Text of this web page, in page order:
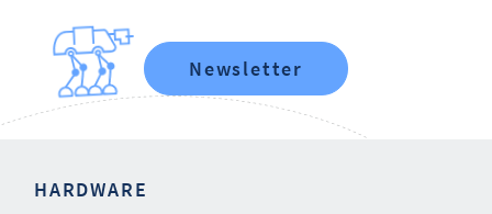
Newsletter
HARDWARE